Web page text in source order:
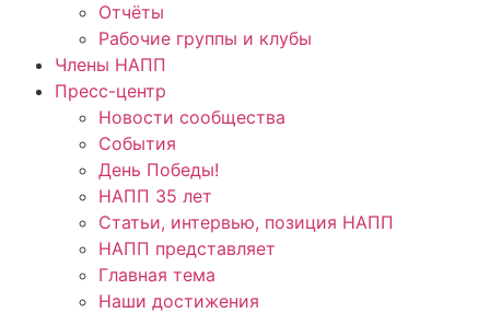
Отчёты
Рабочие группы и клубы
Члены НАПП
Пресс-центр
Новости сообщества
События
День Победы!
НАПП 35 лет
Статьи, интервью, позиция НАПП
НАПП представляет
Главная тема
Наши достижения